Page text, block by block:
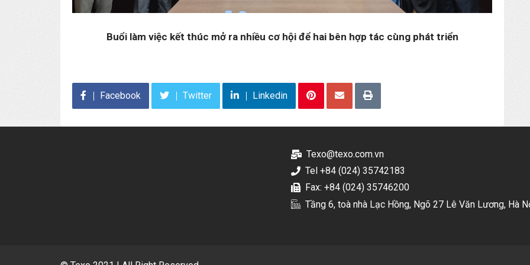
Buổi làm việc kết thúc mở ra nhiều cơ hội để hai bên hợp tác cùng phát triển
Facebook Twitter Linkedin
Texo@texo.com.vn
Tel +84 (024) 35742183
Fax: +84 (024) 35746200
Tầng 6, toà nhà Lạc Hồng, Ngõ 27 Lê Văn Lương, Hà